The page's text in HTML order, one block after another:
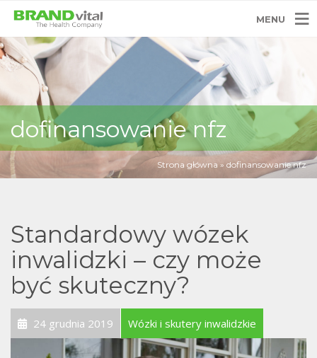
MENU
dofinansowanie nfz
Strona główna» dofinansowanie nfz
Standardowy wózek
inwalidzki – czy może
być skuteczny?
24 grudnia 2019 Wózki i skutery inwalidzkie